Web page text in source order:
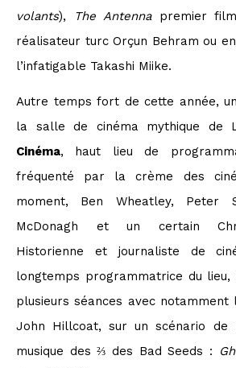
volants), The Antennapremier film
réalisateur turc Orçun Behram ou
l’infatigable Takashi Miike.
Autre temps fort de cette année,
la salle de cinéma mythique de
Cinéma, haut lieu de
fréquenté par la crème des
moment, Ben Wheatley, Peter
McDonagh et un certain
Historienne et journaliste de
longtemps programmatrice du
plusieurs séances avec
John Hillcoat, sur un scénario de
musique des ⅔ des Bad Seeds :